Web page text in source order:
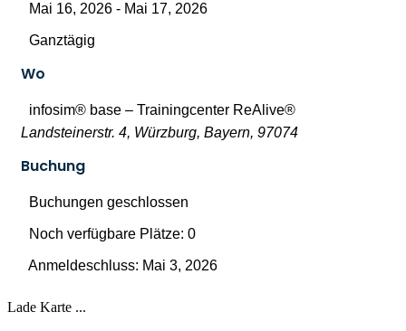
Mai 16, 2026 - Mai 17, 2026
Ganztägig
Wo
infosim® base – Trainingcenter ReAlive®
Landsteinerstr. 4, Würzburg, Bayern, 97074
Buchung
Buchungen geschlossen
Noch verfügbare Plätze: 0
Anmeldeschluss: Mai 3, 2026
Lade Karte ...